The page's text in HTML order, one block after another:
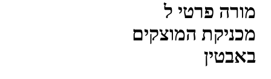
מורה פרטי ל
מכניקת המוצקים
באבטין